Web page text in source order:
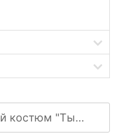
Детский карнавальный костюм "Тыква"